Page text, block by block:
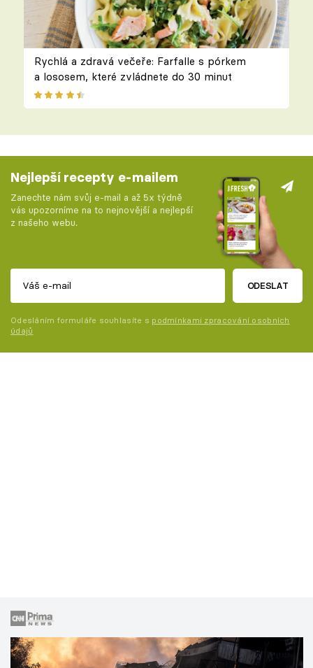
Rychlá a zdravá večeře: Farfalle s pórkem
a lososem, které zvládnete do 30 minut
Nejlepší recepty e-mailem
Zanechte nám svůj e-mail a až 5x týdně
vás upozorníme na to nejnovější a nejlepší
z našeho webu.
ODESLAT
Odesláním formuláře souhlasíte s podmínkami zpracování osobních
údajů